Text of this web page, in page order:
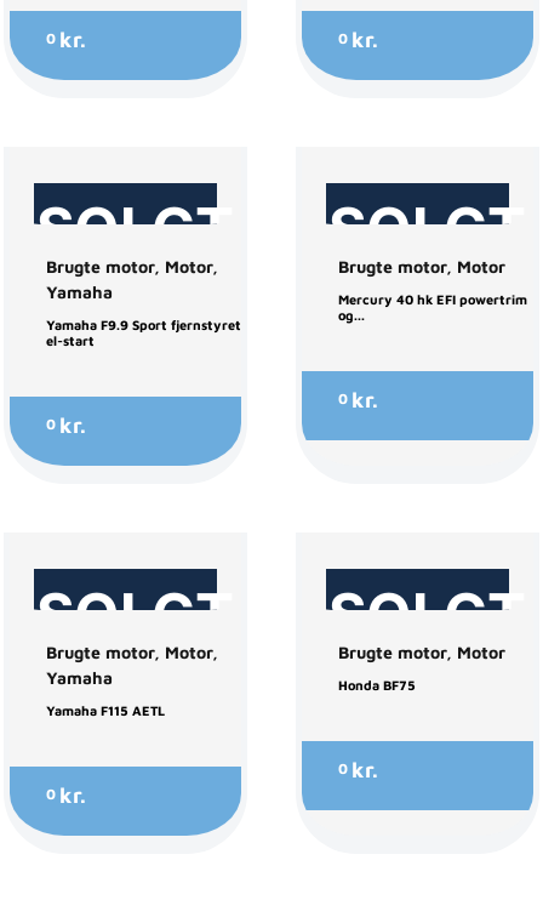
0 kr. 0 kr.
SOLGT
Brugte motor, Motor,
Yamaha
Yamaha F9.9 Sport fjernstyret
el-start
0 kr.
SOLGT
Brugte motor, Motor
Mercury 40 hk EFI powertrim
og...
0 kr.
SOLGT
Brugte motor, Motor,
Yamaha
Yamaha F115 AETL
0 kr.
SOLGT
Brugte motor, Motor
Honda BF75
0 kr.